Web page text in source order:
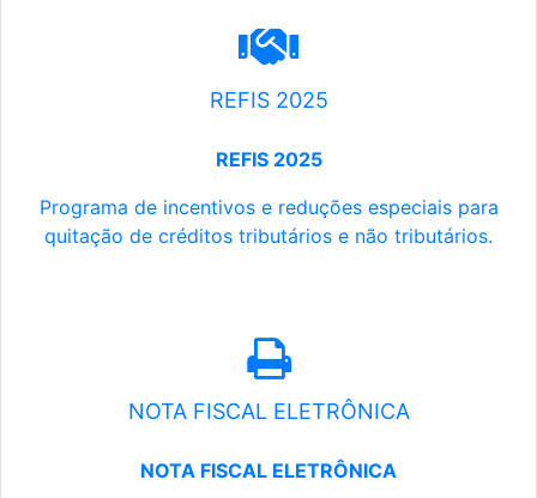
REFIS 2025
REFIS 2025
Programa de incentivos e reduções especiais para
quitação de créditos tributários e não tributários.
NOTA FISCAL ELETRÔNICA
NOTA FISCAL ELETRÔNICA